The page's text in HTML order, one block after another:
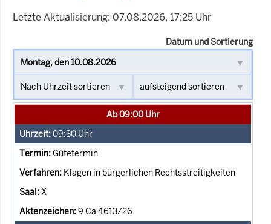
Letzte Aktualisierung: 07.08.2026, 17:25 Uhr
Datum und Sortierung
Ab 09:00 Uhr
09:30 Uhr
Gütetermin
Klagen in bürgerlichen Rechtsstreitigkeiten
X
9 Ca 4613/26